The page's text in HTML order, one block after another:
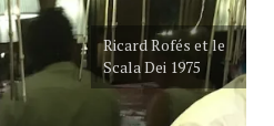
Ricard Rofés et le
Scala Dei 1975